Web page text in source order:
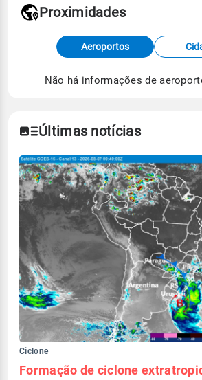
Fonte: dados combinados de
meteorológicas e satélite do
de Tempo e Estudos Climáticos
Proximidades
Aeroportos
Não há informações de
Últimas notícias
Ciclone
Formação de ciclone